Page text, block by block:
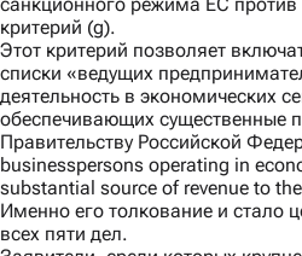
санкционного режима ЕС против
критерий (g).
Этот критерий позволяет
списки «ведущих
деятельность в экономических
обеспечивающих существенные
Правительству Российской
businesspersons operating in
substantial source of revenue to
Именно его толкование и стало
всех пяти дел.